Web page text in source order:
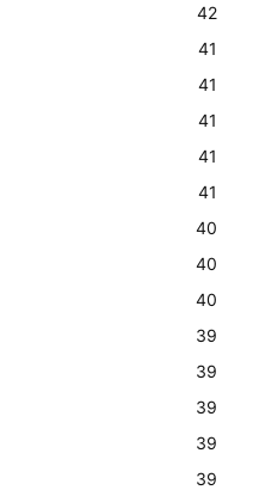
42
41
41
41
41
41
40
40
40
39
39
39
39
39